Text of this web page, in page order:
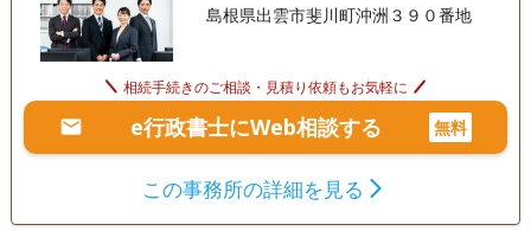
島根県出雲市斐川町沖洲３９０番地
相続手続きのご相談・見積り依頼もお気軽に
e行政書士にWeb相談する 無料
この事務所の詳細を見る